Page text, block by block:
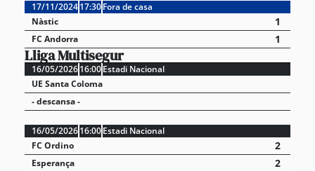
17/11/202417:30Fora de casa
Nàstic
1
FC Andorra 1
Lliga Multisegur
16/05/202616:00Estadi Nacional
UE Santa Coloma
- descansa -
16/05/202616:00Estadi Nacional
FC Ordino
2
Esperança 2